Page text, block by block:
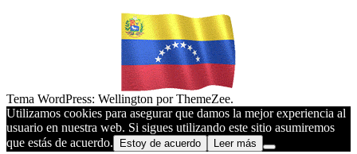
Tema WordPress: Wellington por ThemeZee.
Utilizamos cookies para asegurar que damos la mejor experiencia al
usuario en nuestra web. Si sigues utilizando este sitio asumiremos
que estás de acuerdo.
Estoy de acuerdo Leer más